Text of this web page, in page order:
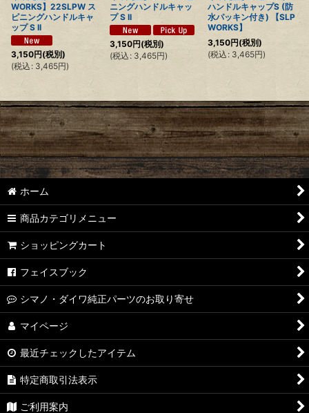
WORKS】22SLPW ス
ピニングハンドルキャ
ップ S II
3,150円(税別)
(税込 : 3,465円)
ニングハンドルキャッ
プ S II
3,150円(税別)
(税込 : 3,465円)
ハンドルキャップS (防
水パッキン付き) 【SLP
WORKS】
3,150円(税別)
(税込 : 3,465円)
ホーム
商品カテゴリメニュー
ショッピングカート
フェイスブック
シマノ・ダイワ純正パーツのお取り寄せ
マイページ
最近チェックしたアイテム
特定商取引法表示
ご利用案内